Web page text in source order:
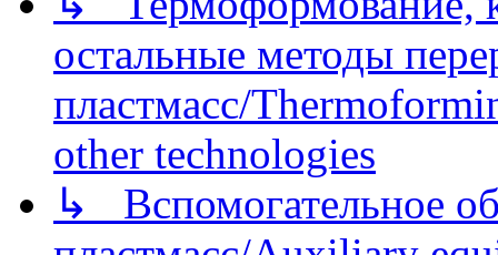
остальные методы
пластмасс/
other technologies
↳ Вспомогательное